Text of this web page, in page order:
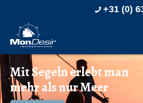
+31 (0)
Mit Segeln erlebt man
mehr als nur Meer